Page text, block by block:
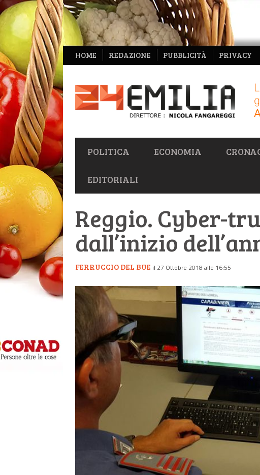
NAVIGAZIONE
SECONDARIA
HOME REDAZIONE PUBBLICITÀ PRIVACY
NAVIGAZIONE
PRIMARIA
POLITICA ECONOMIA
EDITORIALI
Reggio. Cyber-
dall’inizio
FERRUCCIO DEL BUE il 27 Ottobre 2018 alle 16:55